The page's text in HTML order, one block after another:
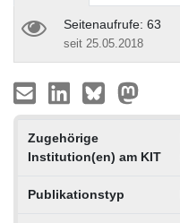
Seitenaufrufe: 63
seit 25.05.2018
Zugehörige
Institution(en) am KIT
Publikationstyp